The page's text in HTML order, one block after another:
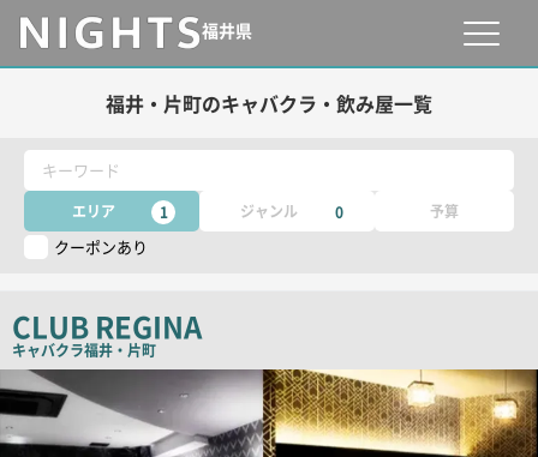
福井県
福井・片町のキャバクラ・飲み屋一覧
キーワード
エリア 1 ジャンル 0 予算
クーポンあり
CLUB REGINA
キャバクラ福井・片町
検
索
結
果
一